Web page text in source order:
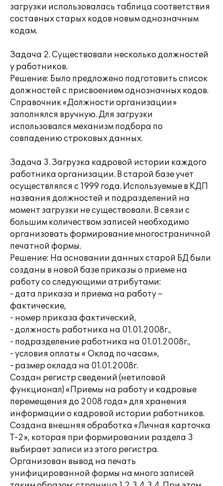
загрузки использовалась таблица соответствия
составных старых кодов новым однозначным
кодам.
Задача 2. Существовали несколько должностей
у работников.
Решение: Было предложено подготовить список
должностей с присвоением однозначных кодов.
Справочник «Должности организации»
заполнялся вручную. Для загрузки
использовался механизм подбора по
совпадению строковых данных.
Задача 3. Загрузка кадровой истории каждого
работника организации. В старой базе учет
осуществлялся с 1999 года. Используемые в КДП
названия должностей и подразделений на
момент загрузки не существовали. В связи с
большим количеством записей необходимо
организовать формирование многостраничной
печатной формы.
Решение: На основании данных старой БД были
созданы в новой базе приказы о приеме на
работу со следующими атрибутами:
- дата приказа и приема на работу –
фактические,
- номер приказа фактический,
- должность работника на 01.01.2008г.,
- подразделение работника на 01.01.2008г.,
- условия оплаты « Оклад по часам»,
- размер оклада на 01.01.2008г.
Создан регистр сведений (нетиповой
функционал) «Приемы на работу и кадровые
перемещения до 2008 года» для хранения
информации о кадровой истории работников.
Создана внешняя обработка «Личная карточка
Т-2», которая при формировании раздела 3
выбирает записи из этого регистра.
Организован вывод на печать
унифицированной формы на много записей